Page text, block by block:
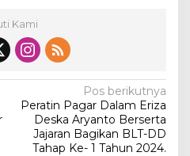
Kami
Pos berikutnya
Peratin Pagar Dalam Eriza
Deska Aryanto Berserta
Jajaran Bagikan BLT-DD
Tahap Ke- 1 Tahun 2024.